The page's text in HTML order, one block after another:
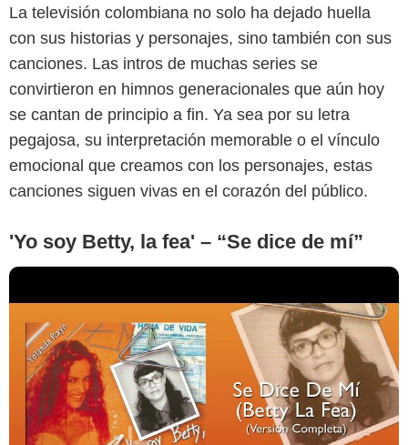
La televisión colombiana no solo ha dejado huella
con sus historias y personajes, sino también con sus
canciones. Las intros de muchas series se
convirtieron en himnos generacionales que aún hoy
se cantan de principio a fin. Ya sea por su letra
pegajosa, su interpretación memorable o el vínculo
emocional que creamos con los personajes, estas
canciones siguen vivas en el corazón del público.
'Yo soy Betty, la fea' – “Se dice de mí”